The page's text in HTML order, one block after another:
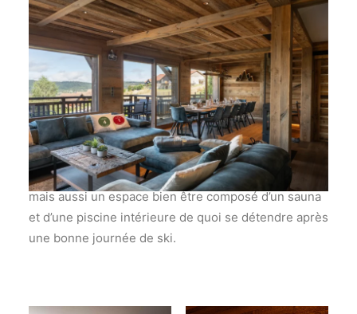
Au rez de chausser on retrouve deux chambres dont
un drotoir dédié aux enfants et une suite parentale
mais aussi un espace bien être composé d’un sauna
et d’une piscine intérieure de quoi se détendre après
une bonne journée de ski.